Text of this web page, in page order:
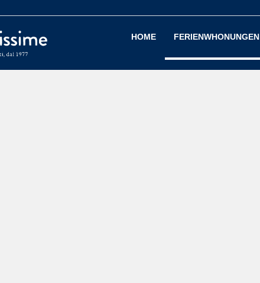
HOME FERIENWHONUNGEN